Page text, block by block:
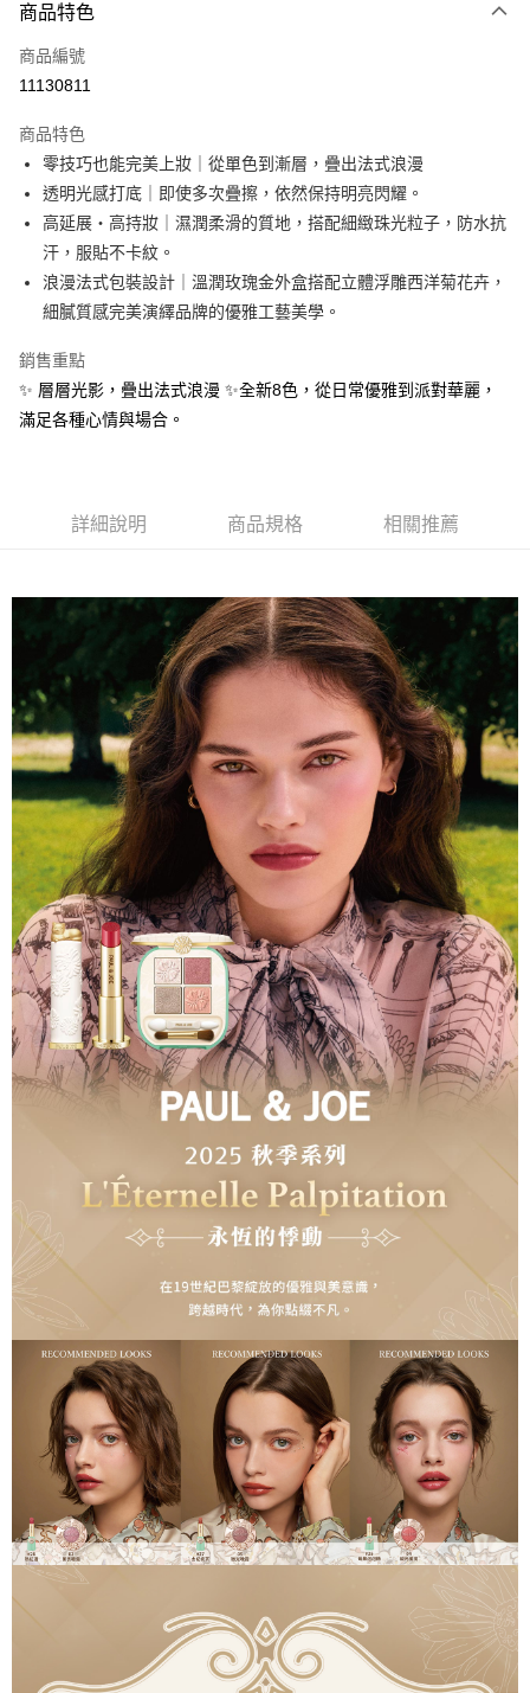
信用卡一次付款
信用卡分期付款
合作金庫商業銀行
華南商業銀行
彰化商業銀行
上海商業儲蓄銀行
台北富邦商業銀行
國泰世華商業銀行
兆豐國際商業銀行
臺灣中小企業銀行
匯豐（台灣）商業銀行
華泰商業銀行
聯邦商業銀行
遠東國際商業銀行
元大商業銀行
永豐商業銀行
台新國際商業銀行
台灣樂天信用卡公司
LINE Pay
Apple Pay
街口支付
ATM付款
測試中請勿選取(全家)
每筆NT$9,999
付款後7-11取貨
新竹物流宅配
每筆NT$80，滿NT$1,200(含以上)免運費
商品特色
商品編號
11130811
商品特色
零技巧也能完美上妝｜從單色到漸層，疊出法式浪漫
透明光感打底｜即使多次疊擦，依然保持明亮閃耀。
高延展・高持妝｜濕潤柔滑的質地，搭配細緻珠光粒子，防水抗
汗，服貼不卡紋。
浪漫法式包裝設計｜溫潤玫瑰金外盒搭配立體浮雕西洋菊花卉，
細膩質感完美演繹品牌的優雅工藝美學。
銷售重點
✨ 層層光影，疊出法式浪漫 ✨全新8色，從日常優雅到派對華麗，
滿足各種心情與場合。
詳細說明 商品規格 相關推薦